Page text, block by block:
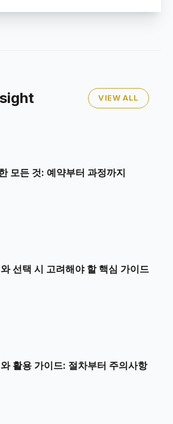
VIEW ALL
모든 것: 예약부터 과정까지
선택 시 고려해야 할 핵심 가이드
활용 가이드: 절차부터 주의사항